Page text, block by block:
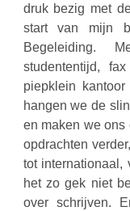
druk bezig met
start van mijn
Begeleiding.
studententijd,
piepklein
hangen we de
en maken we ons
opdrachten
tot internationaal,
het zo gek niet
over schrijven.